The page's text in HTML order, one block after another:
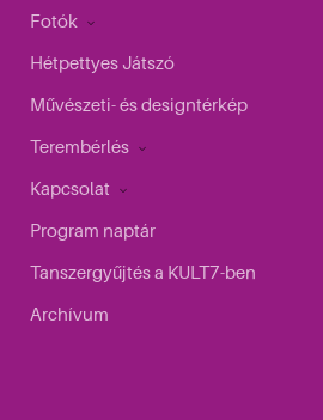
Fotók
Hétpettyes Játszó
Művészeti- és designtérkép
Terembérlés
Kapcsolat
Program naptár
Tanszergyűjtés a KULT7-ben
Archívum